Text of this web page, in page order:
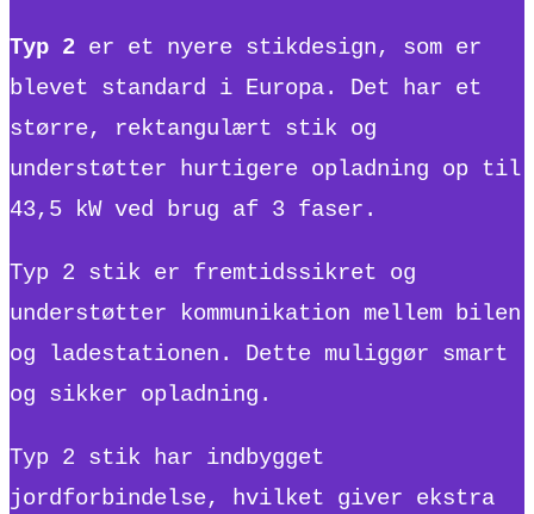
Typ 2 er et nyere stikdesign, som er
blevet standard i Europa. Det har et
større, rektangulært stik og
understøtter hurtigere opladning op til
43,5 kW ved brug af 3 faser.
Typ 2 stik er fremtidssikret og
understøtter kommunikation mellem bilen
og ladestationen. Dette muliggør smart
og sikker opladning.
Typ 2 stik har indbygget
jordforbindelse, hvilket giver ekstra